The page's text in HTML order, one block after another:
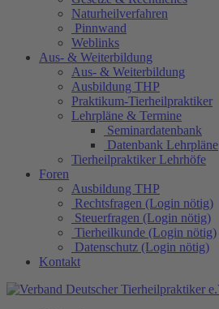
Naturheilverfahren
Pinnwand
Weblinks
Aus- & Weiterbildung
Aus- & Weiterbildung
Ausbildung THP
Praktikum-Tierheilpraktiker
Lehrpläne & Termine
Seminardatenbank
Datenbank Lehrpläne
Tierheilpraktiker Lehrhöfe
Foren
Ausbildung THP
Rechtsfragen (Login nötig)
Steuerfragen (Login nötig)
Tierheilkunde (Login nötig)
Datenschutz (Login nötig)
Kontakt